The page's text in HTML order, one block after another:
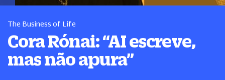
The Business of Life
Cora Rónai:“AI escreve,
mas não apura”